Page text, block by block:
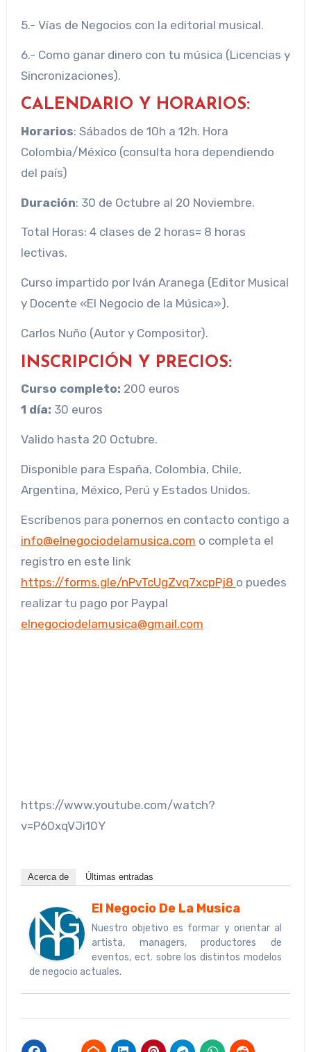
5.- Vías de Negocios con la editorial musical.
6.- Como ganar dinero con tu música (Licencias y
Sincronizaciones).
CALENDARIO Y HORARIOS:
Horarios: Sábados de 10h a 12h. Hora
Colombia/México (consulta hora dependiendo
del país)
Duración: 30 de Octubre al 20 Noviembre.
Total Horas: 4 clases de 2 horas= 8 horas
lectivas.
Curso impartido por Iván Aranega (Editor Musical
y Docente «El Negocio de la Música»).
Carlos Nuño (Autor y Compositor).
INSCRIPCIÓN Y PRECIOS:
Curso completo: 200 euros
1 día: 30 euros
Valido hasta 20 Octubre.
Disponible para España, Colombia, Chile,
Argentina, México, Perú y Estados Unidos.
Escríbenos para ponernos en contacto contigo a
info@elnegociodelamusica.com o completa el
registro en este link
https://forms.gle/nPvTcUgZvq7xcpPj8 o puedes
realizar tu pago por Paypal
elnegociodelamusica@gmail.com
https://www.youtube.com/watch?
v=P60xqVJi10Y
Acerca de Últimas entradas
El Negocio De La Musica
Nuestro objetivo es formar y orientar al
artista, managers, productores de
eventos, ect. sobre los distintos modelos
de negocio actuales.